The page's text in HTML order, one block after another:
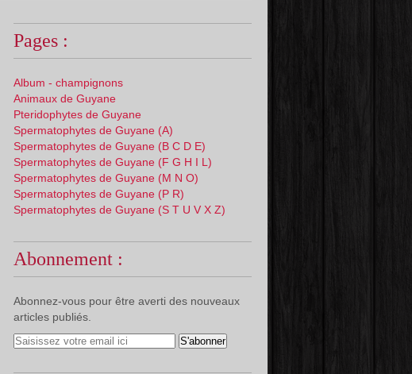
Pages :
Album - champignons
Animaux de Guyane
Pteridophytes de Guyane
Spermatophytes de Guyane (A)
Spermatophytes de Guyane (B C D E)
Spermatophytes de Guyane (F G H I L)
Spermatophytes de Guyane (M N O)
Spermatophytes de Guyane (P R)
Spermatophytes de Guyane (S T U V X Z)
Abonnement :
Abonnez-vous pour être averti des nouveaux
articles publiés.